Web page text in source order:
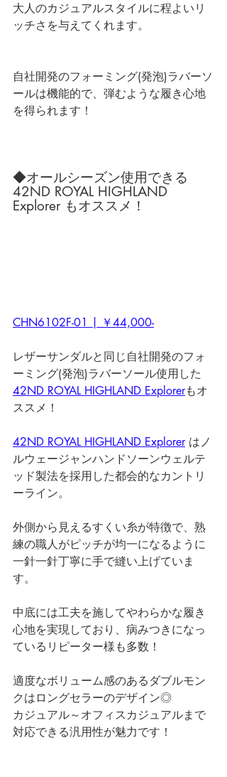
大人のカジュアルスタイルに程よいリ
ッチさを与えてくれます。
自社開発のフォーミング(発泡)ラバーソ
ールは機能的で、弾むような履き心地
を得られます！
◆オールシーズン使用できる
42ND ROYAL HIGHLAND
Explorer もオススメ！
CHN6102F-01 | ￥44,000-
レザーサンダルと同じ自社開発のフォ
ーミング(発泡)ラバーソール使用した
42ND ROYAL HIGHLAND Explorerもオ
ススメ！
42ND ROYAL HIGHLAND Explorer はノ
ルウェージャンハンドソーンウェルテ
ッド製法を採用した都会的なカントリ
ーライン。
外側から見えるすくい糸が特徴で、熟
練の職人がピッチが均一になるように
一針一針丁寧に手で縫い上げていま
す。
中底には工夫を施してやわらかな履き
心地を実現しており、病みつきになっ
ているリピーター様も多数！
適度なボリューム感のあるダブルモン
クはロングセラーのデザイン◎
カジュアル～オフィスカジュアルまで
対応できる汎用性が魅力です！